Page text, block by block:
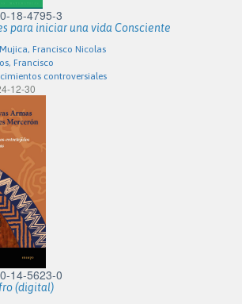
18-4795-3
para iniciar una vida Consciente
Francisco Nicolas
Francisco
controversiales
12-30
14-5623-0
(digital)